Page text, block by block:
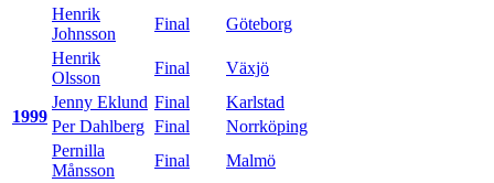
1999
Henrik
Johnsson
Final
Göteborg
Henrik
Olsson
Final
Växjö
Jenny Eklund Final
Karlstad
Per Dahlberg Final
Norrköping
Pernilla
Månsson
Final
Malmö